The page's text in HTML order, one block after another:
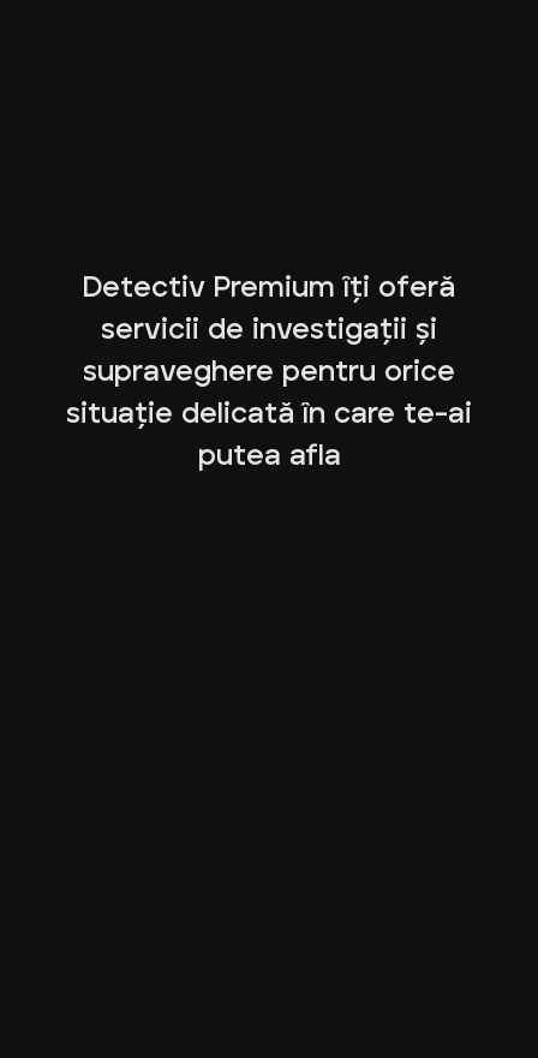
Detectiv Premium îți oferă
servicii de investigații și
supraveghere pentru orice
situație delicată în care te-ai
putea afla